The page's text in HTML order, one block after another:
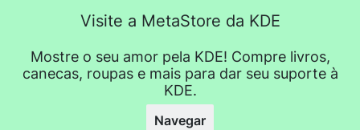
Visite a MetaStore da KDE
Mostre o seu amor pela KDE! Compre livros,
canecas, roupas e mais para dar seu suporte à
KDE.
Navegar